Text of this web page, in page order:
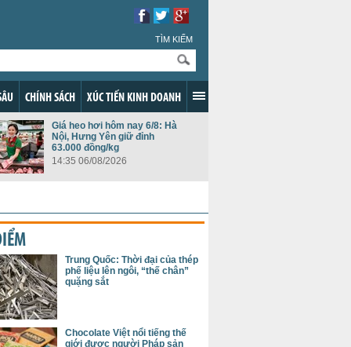
TÌM KIẾM
CHÍNH SÁCH XÚC TIẾN KINH DOANH
Giá heo hơi hôm nay 6/8: Hà
Nội, Hưng Yên giữ đỉnh
63.000 đồng/kg
14:35 06/08/2026
Trung Quốc: Thời đại của thép
phế liệu lên ngôi, “thế chân”
quặng sắt
Chocolate Việt nổi tiếng thế
giới được người Pháp sản